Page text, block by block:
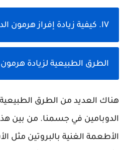
IV. كيفية زيادة إفراز هرمون الدوبامين
الطرق الطبيعية لزيادة هرمون
هناك العديد من الطرق
الدوبامين في جسمنا. من بين
الأطعمة الغنية بالبروتين مثل